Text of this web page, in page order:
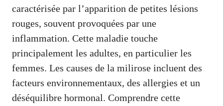
caractérisée par l’apparition de petites lésions
rouges, souvent provoquées par une
inflammation. Cette maladie touche
principalement les adultes, en particulier les
femmes. Les causes de la milirose incluent des
facteurs environnementaux, des allergies et un
déséquilibre hormonal. Comprendre cette